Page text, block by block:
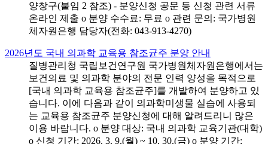
양창구(붙임 2 참조) - 분양신청 공문 등 신청 관련 서류
온라인 제출 o 분양 수수료: 무료 o 관련 문의: 국가병원
체자원은행 담당자(전화: 043-913-4270)
2026년도 국내 의과학 교육용 참조균주 분양 안내
질병관리청 국립보건연구원 국가병원체자원은행에서는
보건의료 및 의과학 분야의 전문 인력 양성을 목적으로
[국내 의과학 교육용 참조균주]를 개발하여 분양하고 있
습니다. 이에 다음과 같이 의과학미생물 실습에 사용되
는 교육용 참조균주 분양신청에 대해 알려드리니 많은
이용 바랍니다. o 분양 대상: 국내 의과학 교육기관(대학)
o 신청 기간: 2026. 3. 9.(월) ~ 10. 30.(금) o 분양 기간: